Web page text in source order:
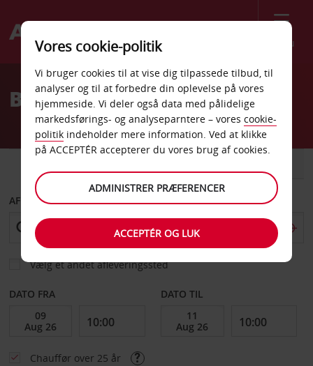
Menu
Welcome
AvisBilleje Darwin
AFHENT FRA
Vælg et andet afleveringssted
DATO FRA DATO TIL
Chauffør over 25 år
Vores cookie-politik
Vi bruger cookies til at vise dig tilpassede tilbud, til
analyser og til at forbedre din oplevelse på vores
hjemmeside. Vi deler også data med pålidelige
markedsførings- og analyseparntere – vores cookie-
politik indeholder mere information. Ved at klikke
på ACCEPTÉR accepterer du vores brug af cookies.
ADMINISTRER PRÆFERENCER
ACCEPTÉR OG LUK